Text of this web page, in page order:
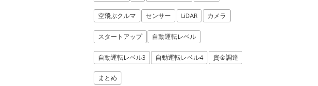
空飛ぶクルマ センサー LiDAR カメラ
スタートアップ 自動運転レベル
自動運転レベル3 自動運転レベル4 資金調達
まとめ